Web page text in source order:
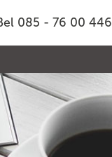
085 - 76 00 446